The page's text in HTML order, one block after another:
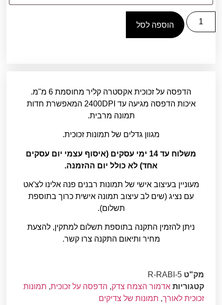
הוספה לסל
הדפסה על זכוכית אקסטרה קליר מחוסמת 6 מ"מ.
איכות הדפסה מגיעה עד 2400DPI המאפשרת חדות
תמונה מרבית.
מגוון גדלים של תמונות זכוכית.
משלוח עד 14 ימי עסקים (איסוף עצמי יום עסקים
אחד) לא כולל יום ההזמנה.
מעוניין בעיצוב אישי של תמונות רבנים פנה אלינו לצ'אט
עם נציג (שים לב עיצוב תמונה אישית כרוך בתוספת
תשלום).
ניתן להזמין התקנה בתוספת תשלום למתקין, להצעת
מחיר ותיאום התקנה צרו קשר.
מק"טR-RABI-5
קטגוריות אדמור הצמח צדק, הדפסה על זכוכית, תמונות
זכוכית לאורך, תמונות של צדיקים